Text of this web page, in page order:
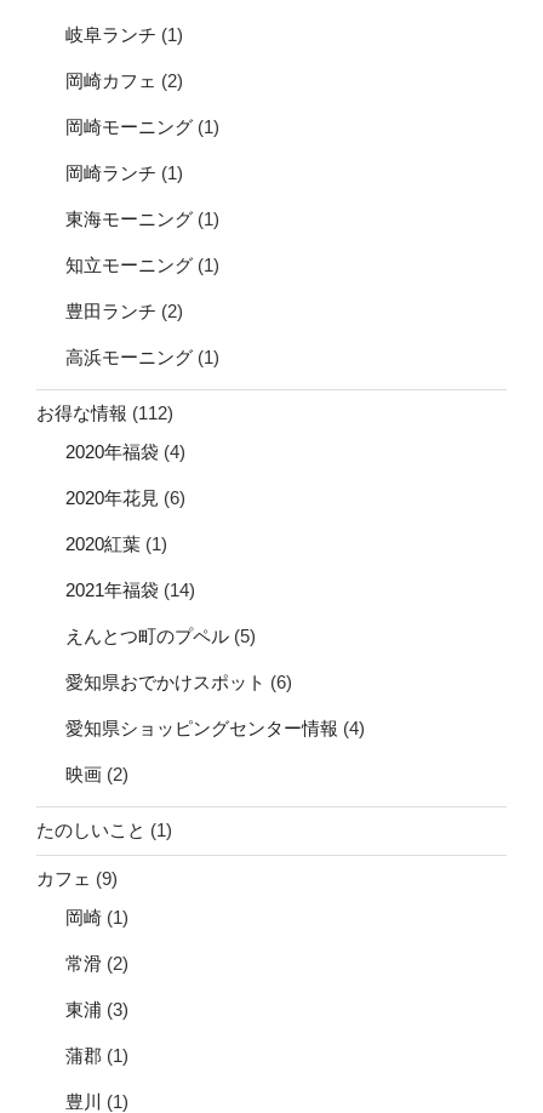
岐阜ランチ (1)
岡崎カフェ (2)
岡崎モーニング (1)
岡崎ランチ (1)
東海モーニング (1)
知立モーニング (1)
豊田ランチ (2)
高浜モーニング (1)
お得な情報 (112)
2020年福袋 (4)
2020年花見 (6)
2020紅葉 (1)
2021年福袋 (14)
えんとつ町のプペル (5)
愛知県おでかけスポット (6)
愛知県ショッピングセンター情報 (4)
映画 (2)
たのしいこと (1)
カフェ (9)
岡崎 (1)
常滑 (2)
東浦 (3)
蒲郡 (1)
豊川 (1)